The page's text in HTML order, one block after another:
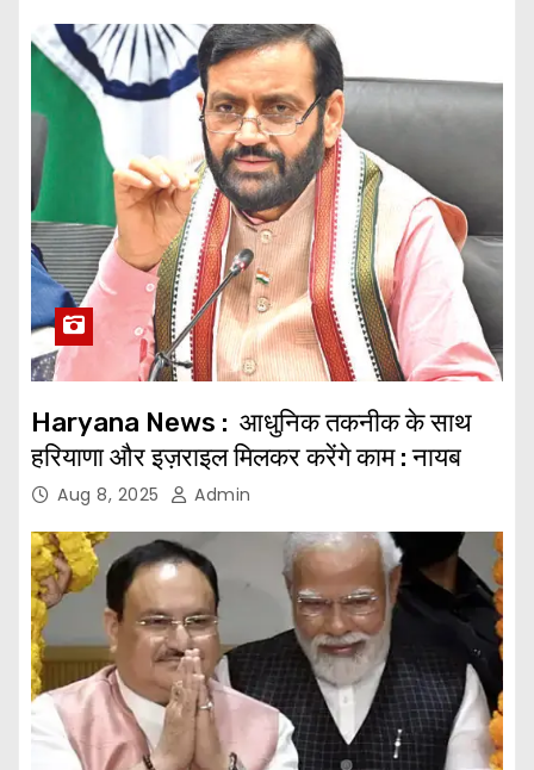
Haryana News : आधुनिक तकनीक के साथ
हरियाणा और इज़राइल मिलकर करेंगे काम : नायब
Aug 8, 2025 Admin